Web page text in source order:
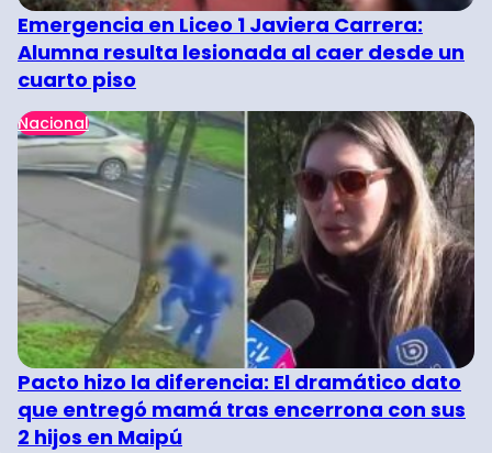
Emergencia en Liceo 1 Javiera Carrera:
Alumna resulta lesionada al caer desde un
cuarto piso
Nacional
Pacto hizo la diferencia: El dramático dato
que entregó mamá tras encerrona con sus
2 hijos en Maipú